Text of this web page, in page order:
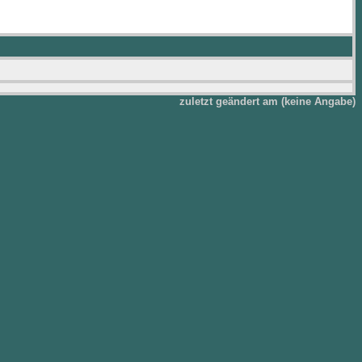
zuletzt geändert am (keine Angabe)